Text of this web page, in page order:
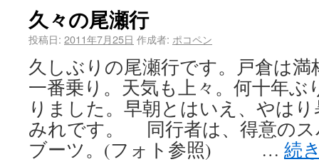
久々の尾瀬行
投稿日: 2011年7月25日 作成者: ポコペン
久しぶりの尾瀬行です。戸倉は満
一番乗り。天気も上々。何十年
りました。早朝とはいえ、やは
みれです。 同行者は、得意のス
ブーツ。(フォト参照) … 続